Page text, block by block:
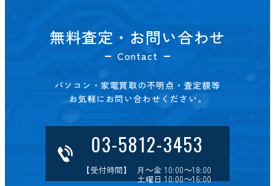
無料査定・お問い合わせ
Contact
パソコン・家電買取の不明点・査定額等
お気軽にお問い合わせください。
03-5812-3453
【受付時間】 月～金 10:00～18:00
土曜日 10:00～16:00